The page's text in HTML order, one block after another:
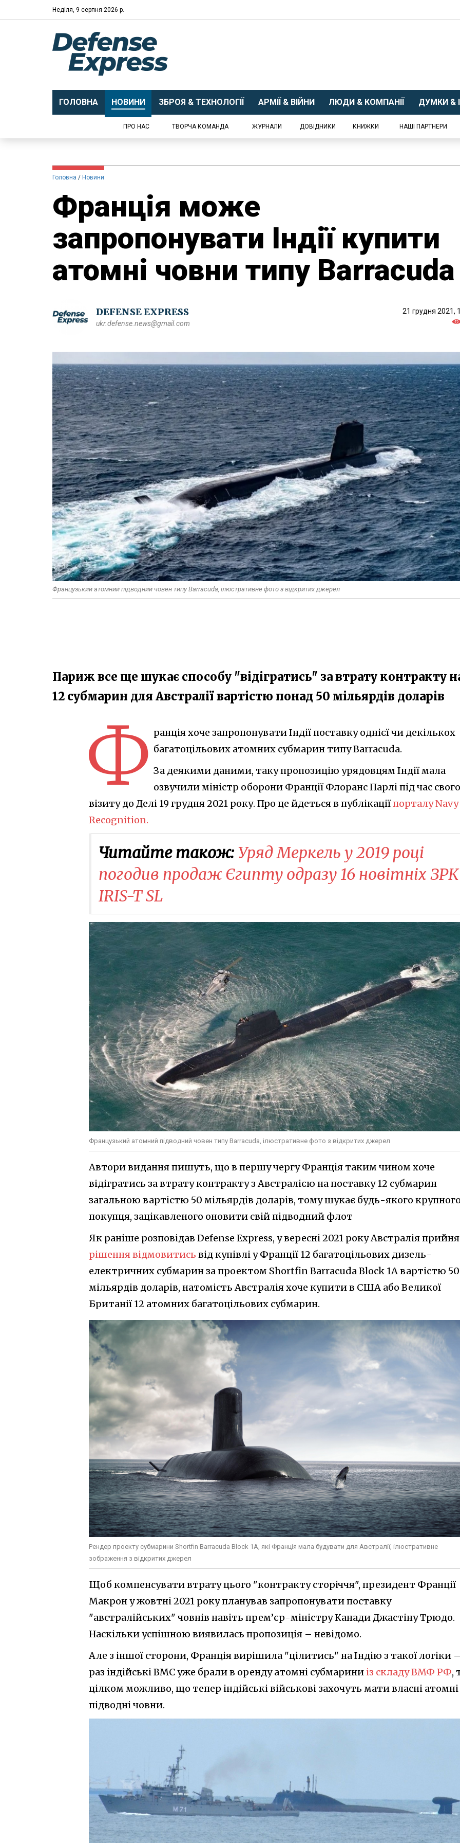
Неділя, 9 серпня 2026 р.
ГОЛОВНА НОВИНИ ЗБРОЯ & ТЕХНОЛОГІЇ АРМІЇ & ВІЙНИ ЛЮДИ & КОМПАНІЇ ДУМКИ &
ПРО НАС ТВОРЧА КОМАНДА ЖУРНАЛИ ДОВІДНИКИ КНИЖКИ НАШІ ПАРТНЕРИ
Головна Новини
Франція може
запропонувати Індії купити
атомні човни типу Barracuda
DEFENSE EXPRESS
ukr.defense.news@gmail.com
21 грудня 2021,
Французький атомний підводний човен типу Barracuda, ілюстративне фото з відкритих джерел
Париж все ще шукає способу "відігратись" за втрату контракту
12 субмарин для Австралії вартістю понад 50 мільярдів доларів
Ф ранція хоче запропонувати Індії поставку однієї чи декількох
багатоцільових атомних субмарин типу Barracuda.
За деякими даними, таку пропозицію урядовцям Індії мала
озвучили міністр оборони Франції Флоранс Парлі під час свого
візиту до Делі 19 грудня 2021 року. Про це йдеться в публікаціїпорталу Navy
Recognition.
Читайте також: Уряд Меркель у 2019 році
погодив продаж Єгипту одразу 16 новітніх ЗРК
IRIS-T SL
Французький атомний підводний човен типу Barracuda, ілюстративне фото з відкритих джерел
Автори видання пишуть, що в першу чергу Франція таким чином хоче
відігратись за втрату контракту з Австралією на поставку 12 субмарин
загальною вартістю 50 мільярдів доларів, тому шукає будь-якого
покупця, зацікавленого оновити свій підводний флот
Як раніше розповідав Defense Express, у вересні 2021 року Австралія
рішення відмовитись від купівлі у Франції 12 багатоцільових дизель-
електричних субмарин за проектом Shortfin Barracuda Block 1A вартістю 50
мільярдів доларів, натомість Австралія хоче купити в США або Великої
Британії 12 атомних багатоцільових субмарин.
Рендер проекту субмарини Shortfin Barracuda Block 1A, які Франція мала будувати для Австралії, ілюстративне
зображення з відкритих джерел
Щоб компенсувати втрату цього "контракту сторіччя", президент Франції
Макрон у жовтні 2021 року планував запропонувати поставку
"австралійських" човнів навіть прем’єр-міністру Канади Джастіну Трюдо.
Наскільки успішною виявилась пропозиція – невідомо.
Але з іншої сторони, Франція вирішила "цілитись" на Індію з такої логіки
раз індійські ВМС уже брали в оренду атомні субмарини із складу ВМФ РФ,
цілком можливо, що тепер індійські військові захочуть мати власні атомні
підводні човни.